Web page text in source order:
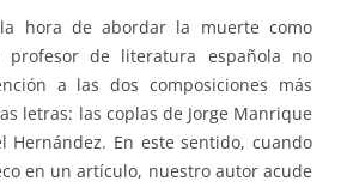
hora de abordar la muerte como
profesor de literatura española no
a las dos composiciones más
letras: las coplas de Jorge Manrique
Hernández. En este sentido, cuando
en un artículo, nuestro autor acude